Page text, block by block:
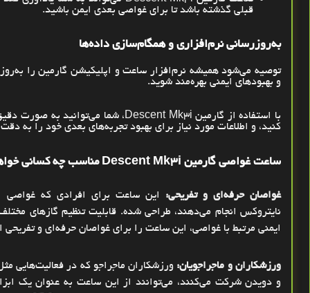
قبلی گذشته باشد تا برای غواصی بعدی ایمن باشید.
به‌روزرسانی نرم‌افزاری و همگام‌سازی داده‌ها
توصیه می‌شود همیشه نرم‌افزار ساعت و اپلیکیشن گارمین را به‌روز
و بهبودهای ایمنی بهره‌مند شوید.
با استفاده از گارمین Descent Mk3i، شما می‌توانید به صورت
کنید، و اطلاعات مورد نیاز برای بهبود تجربه‌های بعدی خود را به
ساعت غواصی گارمین Descent Mk3i مناسب چه کسانی
غواصان حرفه‌ای و تفریحی:
این ساعت برای افرادی که غواصی
نایتروکس انجام می‌دهند، طراحی شده. قابلیت تنظیم گازهای
ایمنی مرتبط با غواصی، این ساعت را برای غواصان حرفه‌ای و تفریحی
ورزشکاران و ماجراجویان: ورزشکاران ماجراجو که در فعالیت‌هایی
و دویدن شرکت می‌کنند، می‌توانند از این ساعت به عنوان یک